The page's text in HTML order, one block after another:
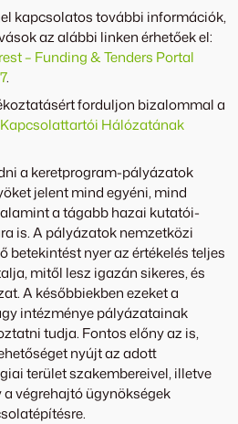
kapcsolatos további információk,
az alábbi linken érhetőek el:
– Funding & Tenders Portal
.
forduljon bizalommal a
Hálózatának
a keretprogram-pályázatok
jelent mind egyéni, mind
a tágabb hazai kutatói-
is. A pályázatok nemzetközi
betekintést nyer az értékelés teljes
mitől lesz igazán sikeres, és
A későbbiekben ezeket a
intézménye pályázatainak
tudja. Fontos előny az is,
nyújt az adott
terület szakembereivel, illetve
végrehajtó ügynökségek